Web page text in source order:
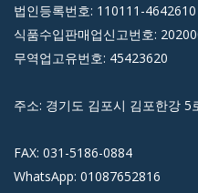
법인등록번호: 110111-4642610
식품수입판매업신고번호:
무역업고유번호: 45423620
주소: 경기도 김포시 김포한강
FAX: 031-5186-0884
WhatsApp: 01087652816